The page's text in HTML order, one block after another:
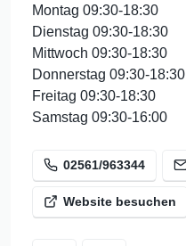
Montag 09:30-18:30
Dienstag 09:30-18:30
Mittwoch 09:30-18:30
Donnerstag 09:30-18:30
Freitag 09:30-18:30
Samstag 09:30-16:00
02561/963344
Website besuchen